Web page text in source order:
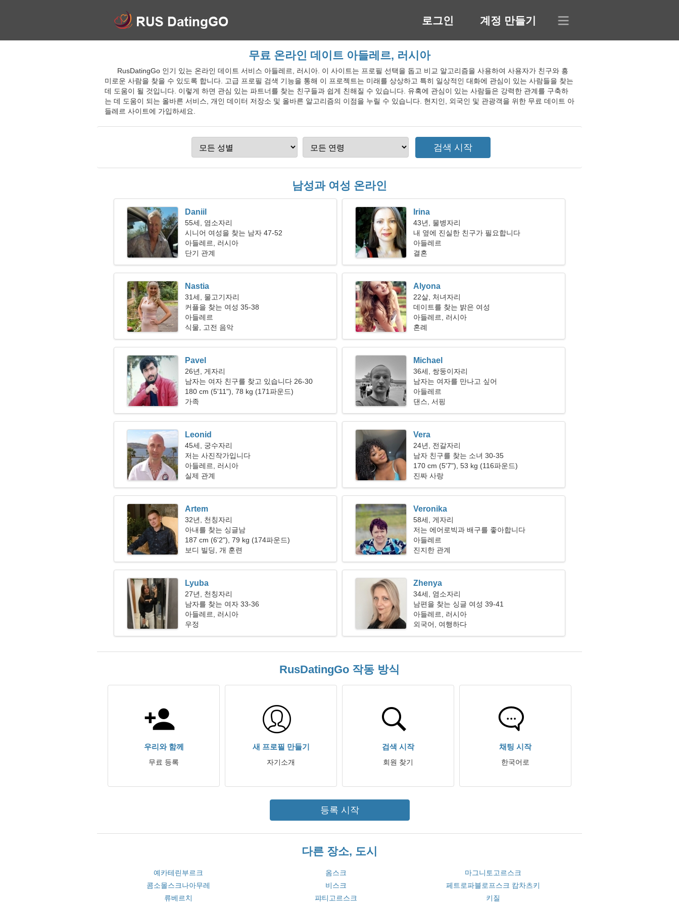
로그인 계정 만들기
무료 온라인 데이트 아들레르, 러시아
RusDatingGo 인기 있는 온라인 데이트 서비스 아들레르, 러시아. 이 사이트는 프로필 선택을 돕고 비교 알고리즘을 사용하여 사용자가 친구와 흥
미로운 사람을 찾을 수 있도록 합니다. 고급 프로필 검색 기능을 통해 이 프로젝트는 미래를 상상하고 특히 일상적인 대화에 관심이 있는 사람들을 찾는
데 도움이 될 것입니다. 이렇게 하면 관심 있는 파트너를 찾는 친구들과 쉽게 친해질 수 있습니다. 유혹에 관심이 있는 사람들은 강력한 관계를 구축하
는 데 도움이 되는 올바른 서비스, 개인 데이터 저장소 및 올바른 알고리즘의 이점을 누릴 수 있습니다. 현지인, 외국인 및 관광객을 위한 무료 데이트 아
들레르 사이트에 가입하세요.
남성과 여성 온라인
Daniil
55세, 염소자리
시니어 여성을 찾는 남자 47-52
아들레르, 러시아
단기 관계
Irina
43년, 물병자리
내 옆에 진실한 친구가 필요합니다
아들레르
결혼
Nastia
31세, 물고기자리
커플을 찾는 여성 35-38
아들레르
식물, 고전 음악
Alyona
22살, 처녀자리
데이트를 찾는 밝은 여성
아들레르, 러시아
혼례
Pavel
26년, 게자리
남자는 여자 친구를 찾고 있습니다 26-30
180 cm (5'11"), 78 kg (171파운드)
가족
Michael
36세, 쌍둥이자리
남자는 여자를 만나고 싶어
아들레르
댄스, 서핑
Leonid
45세, 궁수자리
저는 사진작가입니다
아들레르, 러시아
실제 관계
Vera
24년, 전갈자리
남자 친구를 찾는 소녀 30-35
170 cm (5'7"), 53 kg (116파운드)
진짜 사랑
Artem
32년, 천칭자리
아내를 찾는 싱글남
187 cm (6'2"), 79 kg (174파운드)
보디 빌딩, 개 훈련
Veronika
58세, 게자리
저는 에어로빅과 배구를 좋아합니다
아들레르
진지한 관계
Lyuba
27년, 천칭자리
남자를 찾는 여자 33-36
아들레르, 러시아
우정
Zhenya
34세, 염소자리
남편을 찾는 싱글 여성 39-41
아들레르, 러시아
외국어, 여행하다
RusDatingGo 작동 방식
우리와 함께
무료 등록
새 프로필 만들기
자기소개
검색 시작
회원 찾기
채팅 시작
한국어로
등록 시작
다른 장소, 도시
예카테린부르크 옴스크
마그니토고르스크
콤소몰스크나아무레
비스크
페트로파블로프스크 캄차츠키
류베르치
퍄티고르스크 키질